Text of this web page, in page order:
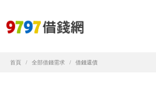
首頁 全部借錢需求 借錢還債